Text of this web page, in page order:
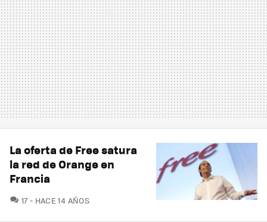
La oferta de Free satura
la red de Orange en
Francia
17COMENTARIOS
HACE 14 AÑOS